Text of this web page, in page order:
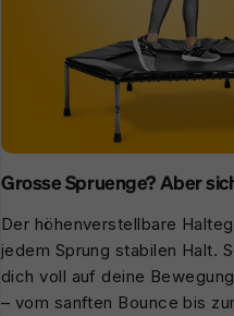
Grosse Spruenge? Aber
Der höhenverstellbare
jedem Sprung stabilen Halt.
dich voll auf deine
– vom sanften Bounce bis